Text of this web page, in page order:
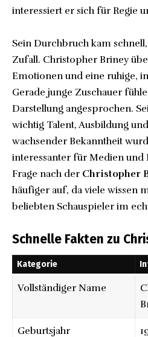
interessiert er sich für Regie
Sein Durchbruch kam
Zufall. Christopher Briney
Emotionen und eine ruhige,
Gerade junge Zuschauer
Darstellung angesprochen.
wichtig Talent, Ausbildung
wachsender Bekanntheit
interessanter für Medien und
Frage nach der Christopher
häufiger auf, da viele wissen
beliebten Schauspieler im
Schnelle Fakten zu
Kategorie
Vollständiger Name
Geburtsjahr